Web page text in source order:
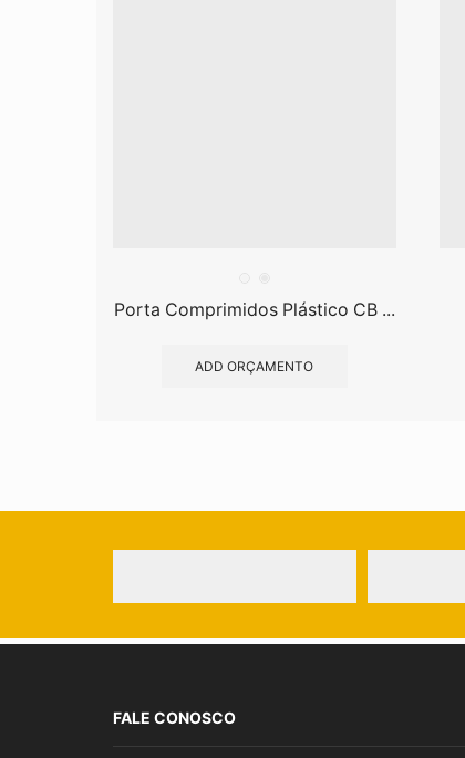
Porta Comprimidos Plástico CB ...
ADD ORÇAMENTO
FALE CONOSCO